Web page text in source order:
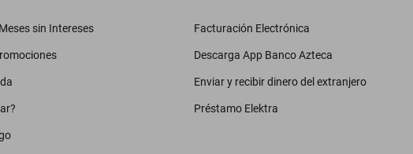
sin Intereses Facturación Electrónica
Descarga App Banco Azteca
Enviar y recibir dinero del extranjero
Préstamo Elektra